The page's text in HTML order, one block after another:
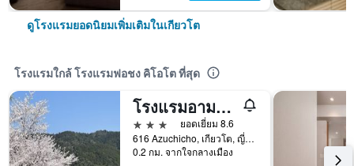
ดูโรงแรมยอดนิยมเพิ่มเติมในเกียวโต
โรงแรมใกล้ โรงแรมฟอชง คิโอโต ที่สุด
โรงแรมอามาเน็ก เกียวโต คาวารามาชิ โกโจ
3 ดาว
ยอดเยี่ยม 8.6
616 Azuchicho, เกียวโต, ญี่ปุ่น
0.2 กม. จากใจกลางเมือง